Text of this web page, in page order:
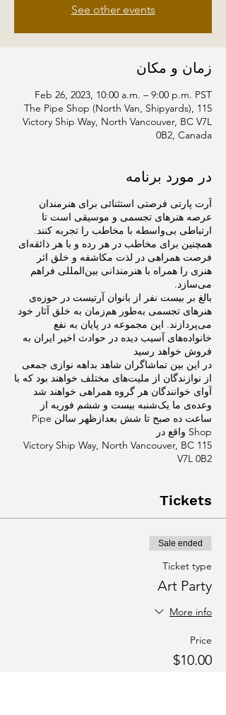
See other events
زمان و مکان
Feb 26, 2023, 10:00 a.m. – 9:00 p.m. PST
The Pipe Shop (North Van, Shipyards), 115
Victory Ship Way, North Vancouver, BC V7L
0B2, Canada
در مورد برنامه
آرت پارتی فرصتی استثنائی برای هنرمندان
عرصه هنر‌های تجسمی و موسیقی است تا
ارتباطی بی‌واسطه با مخاطب را تجربه کنند.
همچنین برای مخاطب در هر رده و با هر ذائقه‌ای
فرصت همراهی در لذت مکاشفه و خلق اثر
هنری را همراه با هنرمندانی بین‌المللی فراهم
می‌سازد.
بالغ بر بیست نفر از بانوان آرتیست‌ در حوزه‌ی
هنرهای تجسمی به‌طور هم‌زمان به خلق آثار خود
می‌پردازند. این مجموعه در پایان به نفع
خانواده‌های آسیب دیده در حوادث اخیر ایران به
فروش خواهد رسید
در این بین تماشاگران شاهد بداهه نوازی جمعی
از نوازندگان از ملیت‌های مختلف خواهند بود که با
آوای خوانندگان هر گروه همراهی خواهند شد
وعده‌ی ما یک‌شنبه بیست و ششم فوریه از
ساعت ده صبح تا شش بعد‌از‌ظهر سالن Pipe
Shop واقع در
115 Victory Ship Way, North Vancouver, BC
V7L 0B2
Tickets
Sale ended
Ticket type
Art Party
More info
Price
$10.00